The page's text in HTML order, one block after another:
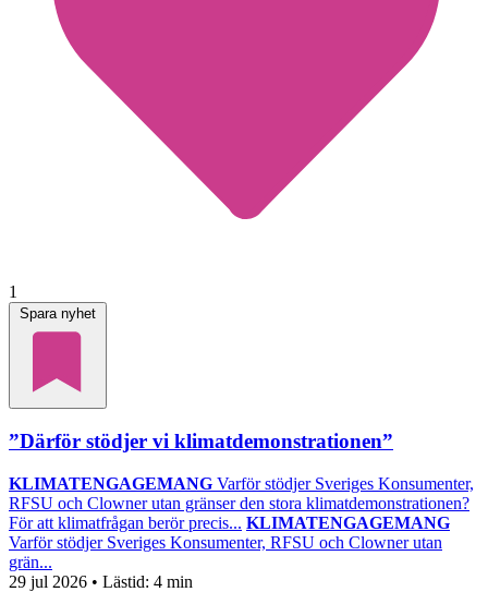
1
Spara nyhet
”Därför stödjer vi klimatdemonstrationen”
KLIMATENGAGEMANG Varför stödjer Sveriges Konsumenter,
RFSU och Clowner utan gränser den stora klimatdemonstrationen?
För att klimatfrågan berör precis... KLIMATENGAGEMANG
Varför stödjer Sveriges Konsumenter, RFSU och Clowner utan
grän...
29 jul 2026 • Lästid: 4 min